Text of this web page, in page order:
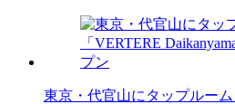
東京・代官山にタップルーム